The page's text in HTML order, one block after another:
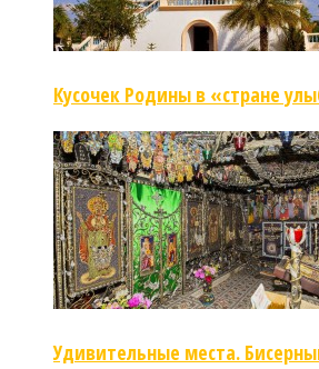
Кусочек Родины в «стране
Удивительные места.